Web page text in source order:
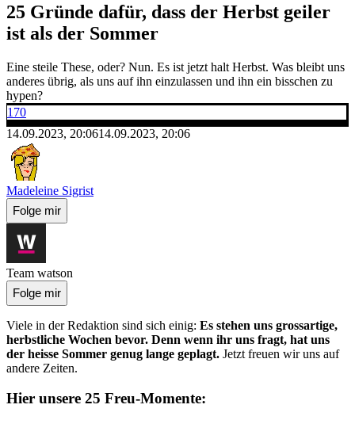
25 Gründe dafür, dass der Herbst geiler
ist als der Sommer
Eine steile These, oder? Nun. Es ist jetzt halt Herbst. Was bleibt uns
anderes übrig, als uns auf ihn einzulassen und ihn ein bisschen zu
hypen?
170
14.09.2023, 20:0614.09.2023, 20:06
Madeleine Sigrist
Folge mir
Team watson
Folge mir
Viele in der Redaktion sind sich einig: Es stehen uns grossartige,
herbstliche Wochen bevor. Denn wenn ihr uns fragt, hat uns
der heisse Sommer genug lange geplagt. Jetzt freuen wir uns auf
andere Zeiten.
Hier unsere 25 Freu-Momente: